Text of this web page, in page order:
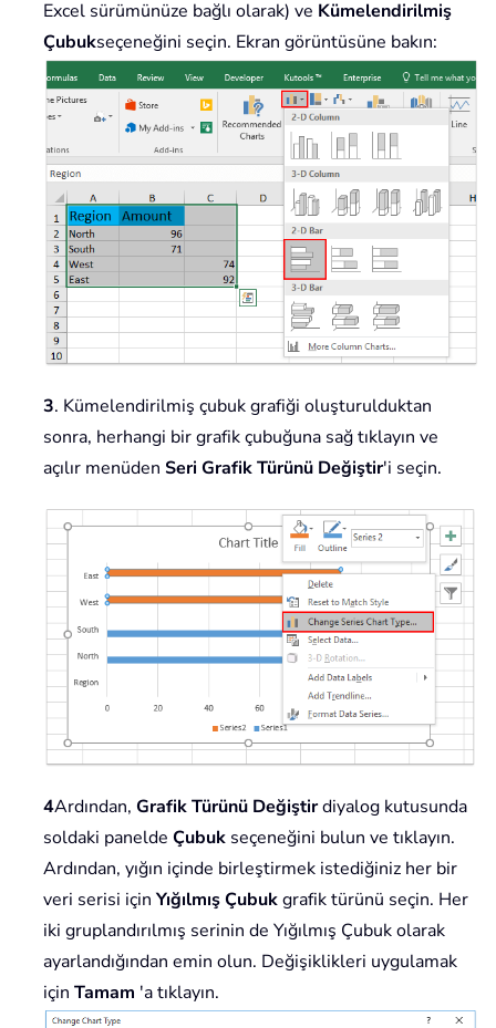
Excel sürümünüze bağlı olarak) ve Kümelendirilmiş
Çubukseçeneğini seçin. Ekran görüntüsüne bakın:
3. Kümelendirilmiş çubuk grafiği oluşturulduktan
sonra, herhangi bir grafik çubuğuna sağ tıklayın ve
açılır menüden Seri Grafik Türünü Değiştir'i seçin.
4Ardından, Grafik Türünü Değiştirdiyalog kutusunda
soldaki panelde Çubuk seçeneğini bulun ve tıklayın.
Ardından, yığın içinde birleştirmek istediğiniz her bir
veri serisi için Yığılmış Çubukgrafik türünü seçin. Her
iki gruplandırılmış serinin de Yığılmış Çubuk olarak
ayarlandığından emin olun. Değişiklikleri uygulamak
için Tamam 'a tıklayın.